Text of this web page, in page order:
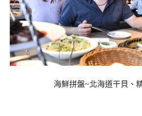
海鮮拼盤~北海道干貝、